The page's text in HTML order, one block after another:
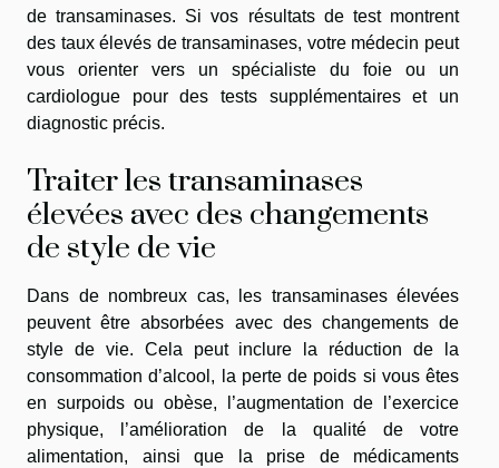
de transaminases. Si vos résultats de test montrent
des taux élevés de transaminases, votre médecin peut
vous orienter vers un spécialiste du foie ou un
cardiologue pour des tests supplémentaires et un
diagnostic précis.
Traiter les transaminases
élevées avec des changements
de style de vie
Dans de nombreux cas, les transaminases élevées
peuvent être absorbées avec des changements de
style de vie. Cela peut inclure la réduction de la
consommation d’alcool, la perte de poids si vous êtes
en surpoids ou obèse, l’augmentation de l’exercice
physique, l’amélioration de la qualité de votre
alimentation, ainsi que la prise de médicaments